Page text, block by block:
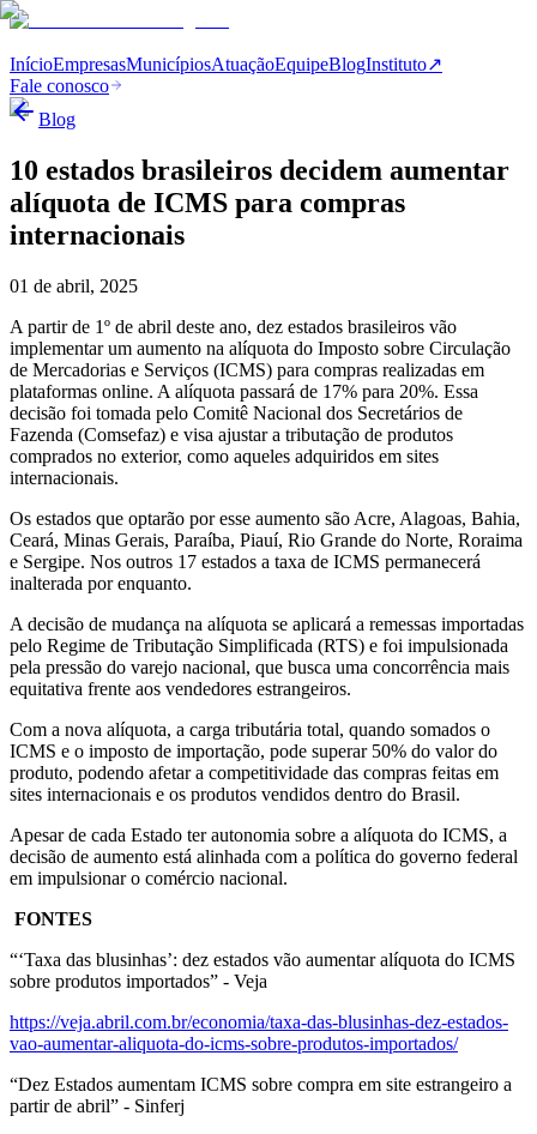
InícioEmpresasMunicípiosAtuaçãoEquipeBlogInstituto↗
Fale conosco
Blog
10 estados brasileiros decidem aumentar
alíquota de ICMS para compras
internacionais
01 de abril, 2025
A partir de 1º de abril deste ano, dez estados brasileiros vão
implementar um aumento na alíquota do Imposto sobre Circulação
de Mercadorias e Serviços (ICMS) para compras realizadas em
plataformas online. A alíquota passará de 17% para 20%. Essa
decisão foi tomada pelo Comitê Nacional dos Secretários de
Fazenda (Comsefaz) e visa ajustar a tributação de produtos
comprados no exterior, como aqueles adquiridos em sites
internacionais.
Os estados que optarão por esse aumento são Acre, Alagoas, Bahia,
Ceará, Minas Gerais, Paraíba, Piauí, Rio Grande do Norte, Roraima
e Sergipe. Nos outros 17 estados a taxa de ICMS permanecerá
inalterada por enquanto.
A decisão de mudança na alíquota se aplicará a remessas importadas
pelo Regime de Tributação Simplificada (RTS) e foi impulsionada
pela pressão do varejo nacional, que busca uma concorrência mais
equitativa frente aos vendedores estrangeiros.
Com a nova alíquota, a carga tributária total, quando somados o
ICMS e o imposto de importação, pode superar 50% do valor do
produto, podendo afetar a competitividade das compras feitas em
sites internacionais e os produtos vendidos dentro do Brasil.
Apesar de cada Estado ter autonomia sobre a alíquota do ICMS, a
decisão de aumento está alinhada com a política do governo federal
em impulsionar o comércio nacional.
FONTES
“‘Taxa das blusinhas’: dez estados vão aumentar alíquota do ICMS
sobre produtos importados” - Veja
https://veja.abril.com.br/economia/taxa-das-blusinhas-dez-estados-
vao-aumentar-aliquota-do-icms-sobre-produtos-importados/
“Dez Estados aumentam ICMS sobre compra em site estrangeiro a
partir de abril” - Sinferj